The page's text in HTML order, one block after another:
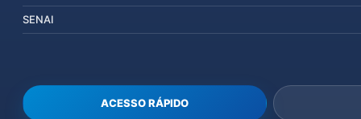
SENAI
ACESSO RÁPIDO